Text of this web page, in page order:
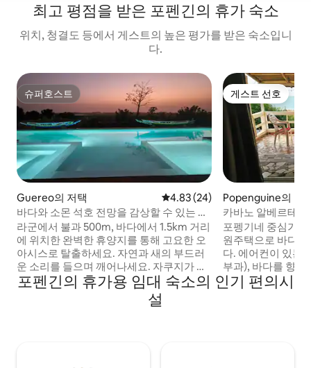
최고 평점을 받은 포펜긴의 휴가 숙소
위치, 청결도 등에서 게스트의 높은 평가를 받은 숙소입니
다.
슈퍼호스트
슈퍼호스트
Guereo의 저택 평점 4.83점(5점 만점), 후기 24
4.83 (24)
바다와 소몬 석호 전망을 감상할 수 있는 아
늑한 저택
라군에서 불과 500m, 바다에서 1.5km 거리
에 위치한 완벽한 휴양지를 통해 고요한 오
아시스로 탈출하세요. 자연과 새의 부드러
운 소리를 들으며 깨어나세요. 자쿠지가 있
는 20미터 길이의 수영장, 과일 나무가 있는
정원, 휴양을 위한 페탕크를 이용하실 수 있
게스트 선호
게스트 선호
Popenguine의 집
카바노 알베르테
에서 한 걸음 떨어
포펭기네 중심가
원주택으로 바다
다. 에어컨이 있는
부과), 바다를 향한
TV 라운지, 야외
개(4인), 작은 주방,
포펜긴의 휴가용 임대 숙소의 인기 편의시
설